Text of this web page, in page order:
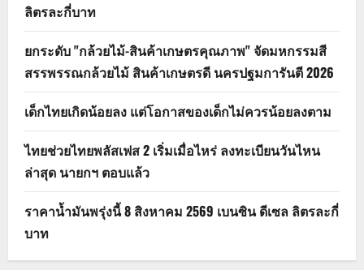
ลิตรละกี่บาท
ยกระดับ "กล้วยไม้-สินค้าเกษตรคุณภาพ" จัดมหกรรมสี
สรรพรรณกล้วยไม้ สินค้าเกษตรดี นครปฐมการันตี 2026
เด็กไทยเกิดน้อยลง แต่โอกาสของเด็กไม่ควรน้อยลงตาม
ไทยช่วยไทยพลัสเฟส 2 เริ่มเมื่อไหร่ ลงทะเบียนวันไหน
ล่าสุด นายกฯ ตอบแล้ว
ราคาน้ำมันพรุ่งนี้ 8 สิงหาคม 2569 เบนซิน ดีเซล ลิตรละกี่
บาท